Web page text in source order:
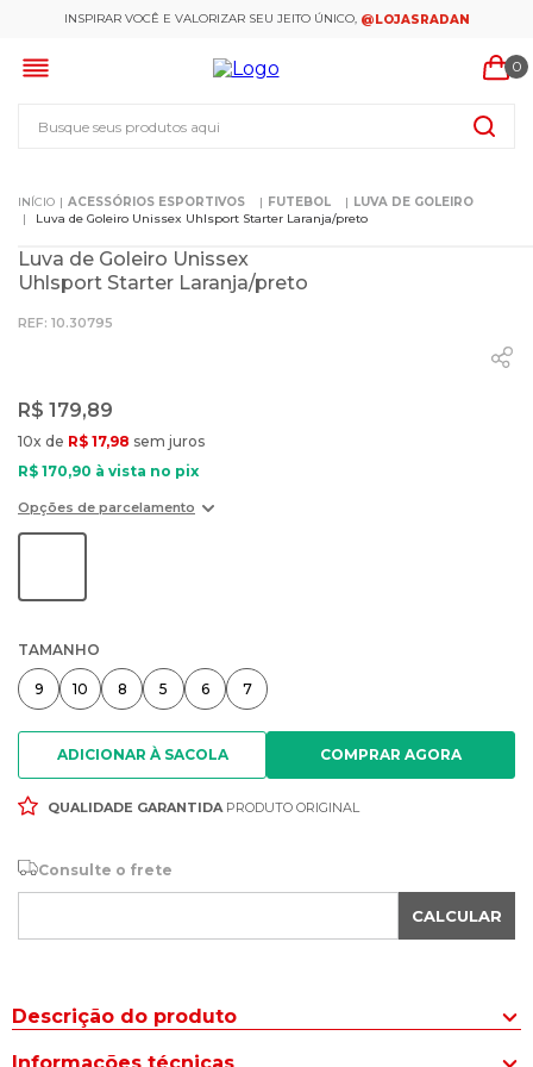
INSPIRAR VOCÊ E VALORIZAR SEU JEITO ÚNICO, @LOJASRADAN
0
ACESSÓRIOS ESPORTIVOS FUTEBOL
LUVA DE GOLEIRO
Luva de Goleiro Unissex Uhlsport Starter Laranja/preto
Luva de Goleiro Unissex
Uhlsport Starter Laranja/preto
: 10.30795
R$ 179,89
10x de R$ 17,98 sem juros
R$ 170,90 à vista no pix
Opções de parcelamento
TAMANHO
9 10 8 5 6 7
ADICIONAR À SACOLA
QUALIDADE GARANTIDAPRODUTO ORIGINAL
Consulte o frete
CALCULAR
Descrição do produto
Faça as melhores defesas e garanta a segurança do time com a